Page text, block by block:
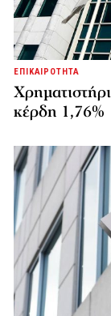
ΕΠΙΚΑΙΡΟΤΗΤΑ
κέρδη 1,76%